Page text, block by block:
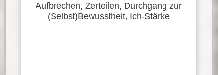
Aufbrechen, Zerteilen, Durchgang zur
(Selbst)Bewusstheit, Ich-Stärke